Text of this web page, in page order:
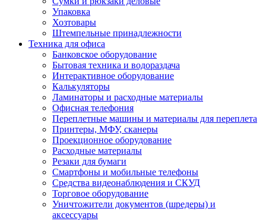
Упаковка
Хозтовары
Штемпельные принадлежности
Техника для офиса
Банковское оборудование
Бытовая техника и водораздача
Интерактивное оборудование
Калькуляторы
Ламинаторы и расходные материалы
Офисная телефония
Переплетные машины и материалы для переплета
Принтеры, МФУ, сканеры
Проекционное оборудование
Расходные материалы
Резаки для бумаги
Смартфоны и мобильные телефоны
Средства видеонаблюдения и СКУД
Торговое оборудование
Уничтожители документов (шредеры) и
аксессуары